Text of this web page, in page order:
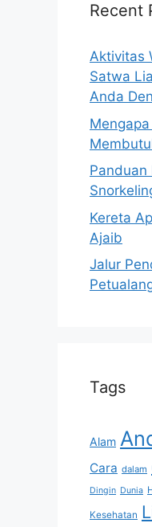
Recent
Aktivitas
Satwa
Anda
Panduan
Kereta
Ajaib
Jalur
Tags
Alam
Cara dalam
Dingin Dunia
Kesehatan